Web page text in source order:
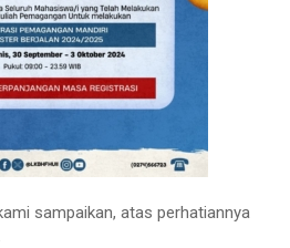
sampaikan, atas perhatiannya